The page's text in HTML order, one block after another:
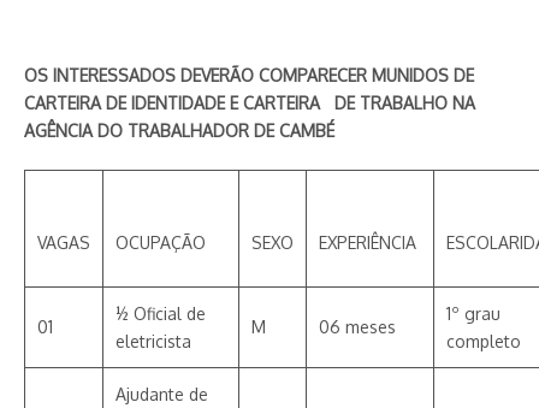
OS INTERESSADOS DEVERÃO COMPARECER MUNIDOS DE
CARTEIRA DE IDENTIDADE E CARTEIRA DE TRABALHO NA
AGÊNCIA DO TRABALHADOR DE CAMBÉ
VAGAS OCUPAÇÃO SEXO EXPERIÊNCIA
01
½ Oficial de
eletricista
M 06 meses
1º grau
completo
Ajudante de